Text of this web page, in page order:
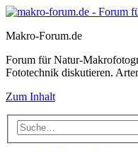
Makro-Forum.de
Forum für Natur-
Fototechnik diskutieren.
Zum Inhalt